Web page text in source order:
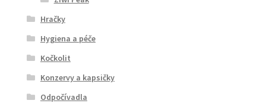
Hračky
Hygiena a péče
Kočkolit
Konzervy a kapsičky
Odpočívadla